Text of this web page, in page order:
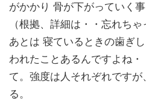
がかかり 骨が下がっていく
（根拠、詳細は・・忘れちゃ
あとは 寝ているときの歯ぎ
われたことあるんですよね
て。強度は人それぞれです
る。